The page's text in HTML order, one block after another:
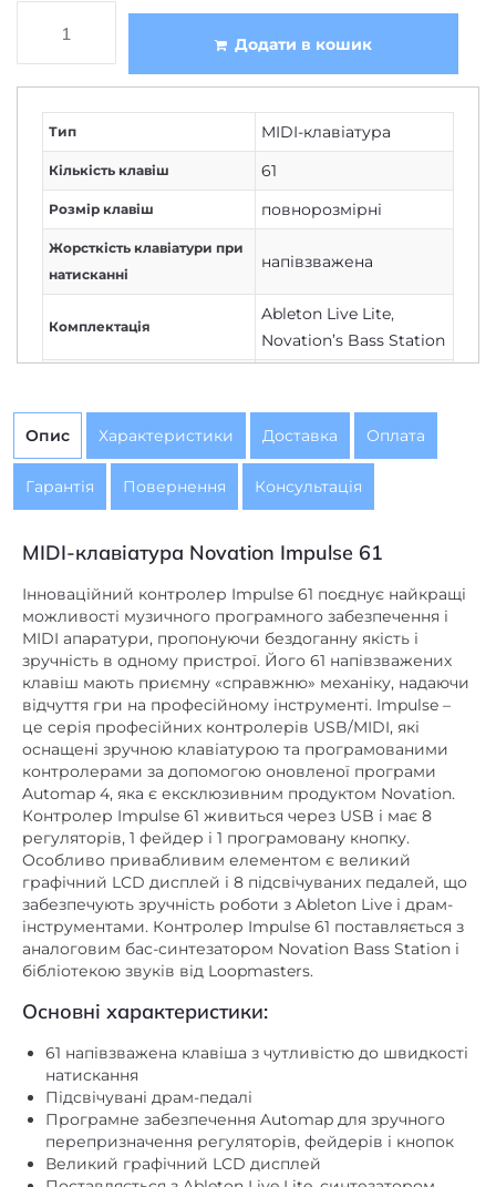
Додати в кошик
Кількість клавіш 61
Розмір клавіш повнорозмірні
Жорсткість клавіатури при
натисканні
напівзважена
Комплектація
Novation’s Bass Station
Живлення
від USB або від
Молоточкова механіка ні
ЖК
Розміри (ШxГхВ), см 0,102,2 x 10,2 x 33
після торкання
Зрушення октави,
транспонування
є
Інші функції арпеджиатор
Контролер зміни висоти
тону
є
Контролер модуляції
MIDI інтерфейс MIDI In,MIDI Out
Чутливість клавіатури до
швидкості натискання
є
Гарантія
Інноваційний контролер Impulse 61 поєднує найкращі
можливості музичного програмного забезпечення і
MIDI апаратури, пропонуючи бездоганну якість і
зручність в одному пристрої. Його 61 напівзважених
клавіш мають приємну «справжню» механіку, надаючи
відчуття гри на професійному інструменті. Impulse –
це серія професійних контролерів USB/MIDI, які
оснащені зручною клавіатурою та програмованими
контролерами за допомогою оновленої програми
Automap 4, яка є ексклюзивним продуктом Novation.
Контролер Impulse 61 живиться через USB і має 8
регуляторів, 1 фейдер і 1 програмовану кнопку.
Особливо привабливим елементом є великий
графічний LCD дисплей і 8 підсвічуваних педалей, що
забезпечують зручність роботи з Ableton Live і драм-
інструментами. Контролер Impulse 61 поставляється з
аналоговим бас-синтезатором Novation Bass Station і
бібліотекою звуків від Loopmasters.
Основні характеристики:
61 напівзважена клавіша з чутливістю до швидкості
натискання
Підсвічувані драм-педалі
Програмне забезпечення Automap для зручного
перепризначення регуляторів, фейдерів і кнопок
Великий графічний LCD дисплей
Поставляється з Ableton Live Lite, синтезатором
Novation Bass Station Synth і набором зразків від